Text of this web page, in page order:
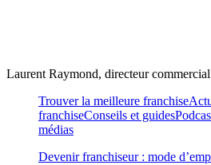
Laurent Raymond, directeur
Trouver la meilleure franchise
franchiseConseils et guides
médias
Devenir franchiseur : mode